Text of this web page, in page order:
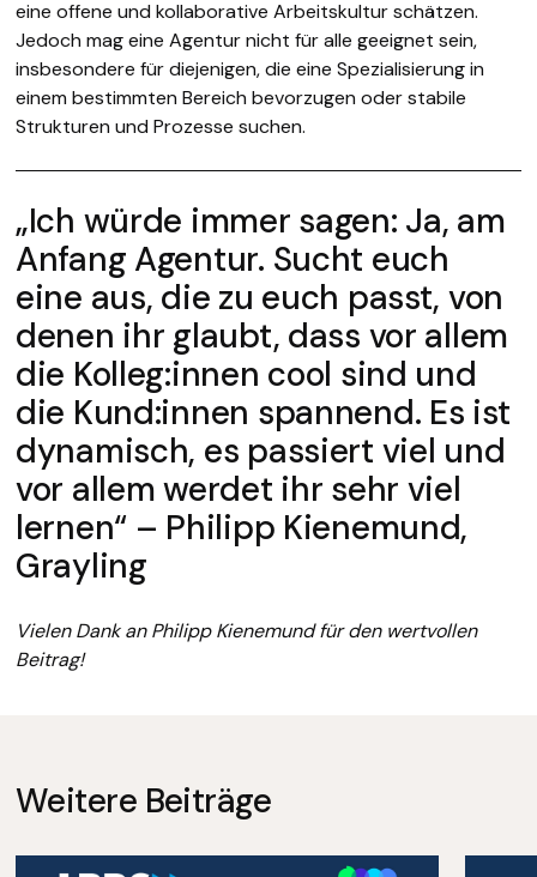
eine offene und kollaborative Arbeitskultur schätzen.
Jedoch mag eine Agentur nicht für alle geeignet sein,
insbesondere für diejenigen, die eine Spezialisierung in
einem bestimmten Bereich bevorzugen oder stabile
Strukturen und Prozesse suchen.
„Ich würde immer sagen: Ja, am
Anfang Agentur. Sucht euch
eine aus, die zu euch passt, von
denen ihr glaubt, dass vor allem
die Kolleg:innen cool sind und
die Kund:innen spannend. Es ist
dynamisch, es passiert viel und
vor allem werdet ihr sehr viel
lernen“ – Philipp Kienemund,
Grayling
Vielen Dank an Philipp Kienemund für den wertvollen
Beitrag!
Weitere Beiträge